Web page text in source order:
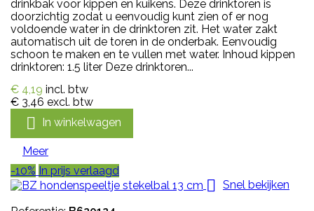
drinkbak voor kippen en kuikens. Deze drinktoren is
doorzichtig zodat u eenvoudig kunt zien of er nog
voldoende water in de drinktoren zit. Het water zakt
automatisch uit de toren in de onderbak. Eenvoudig
schoon te maken en te vullen met water. Inhoud kippen
drinktoren: 1.5 liter Deze drinktoren...
€ 4,19 incl. btw
€ 3,46 excl. btw
 In winkelwagen
Meer
-10% In prijs verlaagd
 Snel bekijken